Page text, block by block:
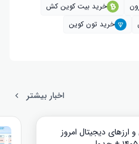
خرید بیت کوین کش
خرید تون کوین
اخبار بیشتر
دیجیتال امروز